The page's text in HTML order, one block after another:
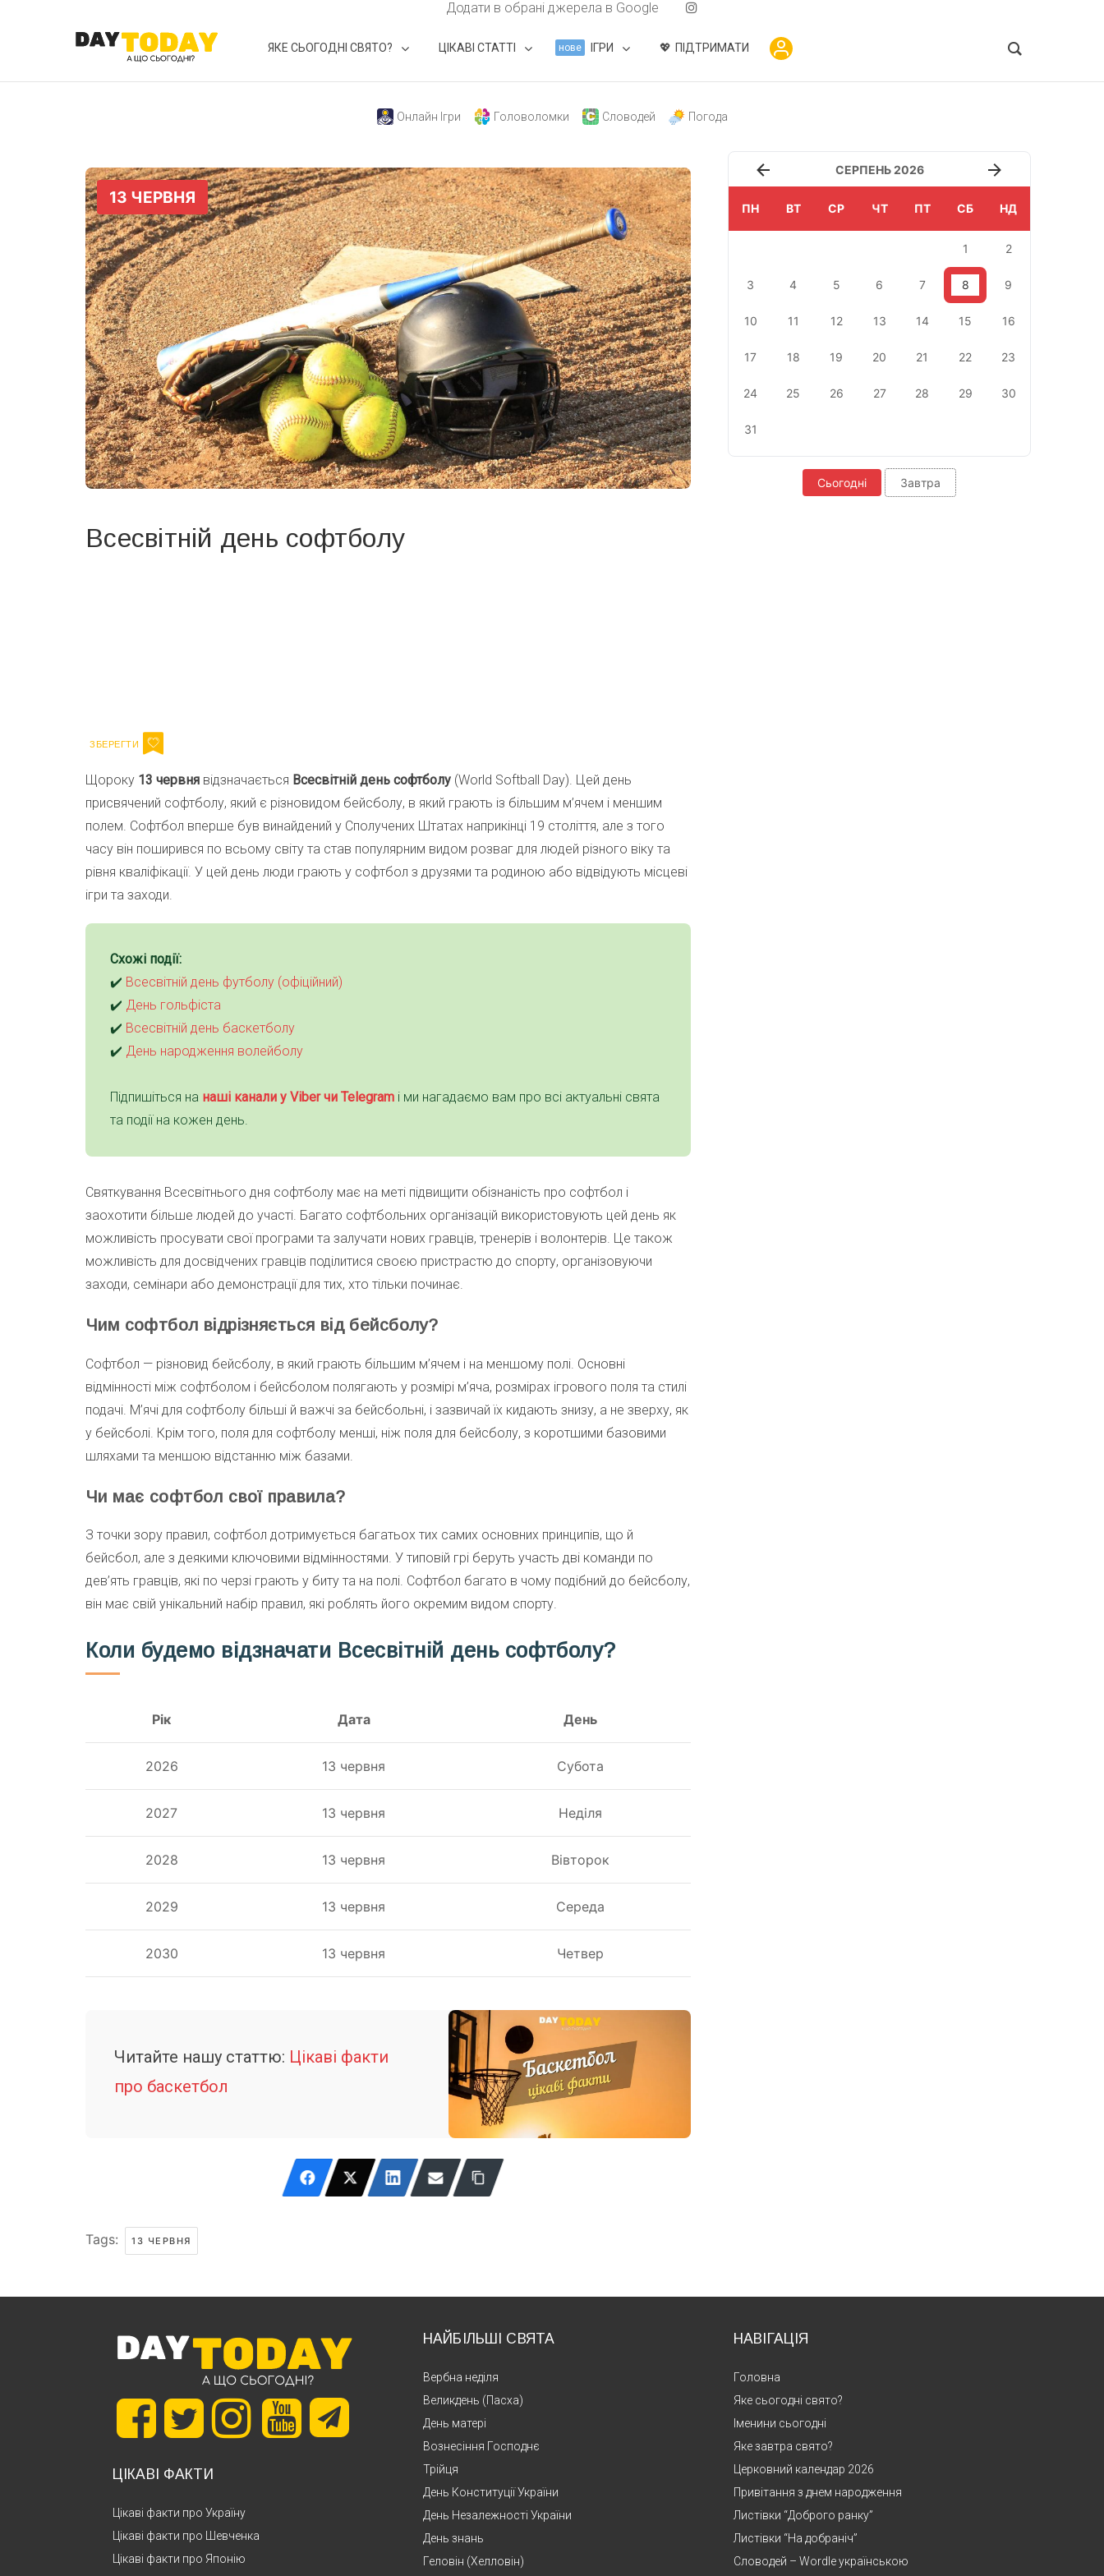
Додати в обрані джерела в Google
ЯКЕ СЬОГОДНІ СВЯТО? ЦІКАВІ СТАТТІ нове ІГРИ ПІДТРИМАТИ
Онлайн Ігри Головоломки Словодей Погода
Всесвітній день софтболу
Щороку 13 червня відзначається Всесвітній день софтболу (World Softball Day). Цей день
присвячений софтболу, який є різновидом бейсболу, в який грають із більшим м’ячем і меншим
полем. Софтбол вперше був винайдений у Сполучених Штатах наприкінці 19 століття, але з того
часу він поширився по всьому світу та став популярним видом розваг для людей різного віку та
рівня кваліфікації. У цей день люди грають у софтбол з друзями та родиною або відвідують місцеві
ігри та заходи.
Схожі події:
✔️ Всесвітній день футболу (офіційний)
✔️ День гольфіста
✔️ Всесвітній день баскетболу
✔️ День народження волейболу
Підпишіться на наші канали у Viber чи Telegram і ми нагадаємо вам про всі актуальні свята
та події на кожен день.
Святкування Всесвітнього дня софтболу має на меті підвищити обізнаність про софтбол і
заохотити більше людей до участі. Багато софтбольних організацій використовують цей день як
можливість просувати свої програми та залучати нових гравців, тренерів і волонтерів. Це також
можливість для досвідчених гравців поділитися своєю пристрастю до спорту, організовуючи
заходи, семінари або демонстрації для тих, хто тільки починає.
Чим софтбол відрізняється від бейсболу?
Софтбол — різновид бейсболу, в який грають більшим м’ячем і на меншому полі. Основні
відмінності між софтболом і бейсболом полягають у розмірі м’яча, розмірах ігрового поля та стилі
подачі. М’ячі для софтболу більші й важчі за бейсбольні, і зазвичай їх кидають знизу, а не зверху, як
у бейсболі. Крім того, поля для софтболу менші, ніж поля для бейсболу, з коротшими базовими
шляхами та меншою відстанню між базами.
Чи має софтбол свої правила?
З точки зору правил, софтбол дотримується багатьох тих самих основних принципів, що й
бейсбол, але з деякими ключовими відмінностями. У типовій грі беруть участь дві команди по
дев’ять гравців, які по черзі грають у биту та на полі. Софтбол багато в чому подібний до бейсболу,
він має свій унікальний набір правил, які роблять його окремим видом спорту.
Коли будемо відзначати Всесвітній день софтболу?
Рік Дата День
2026 13 червня Субота
2027 13 червня Неділя
2028 13 червня Вівторок
2029 13 червня Середа
2030 13 червня Четвер
Читайте нашу статтю: Цікаві факти
про баскетбол
Tags: 13 ЧЕРВНЯ
СЕРПЕНЬ 2026
ПН ВТ СР ЧТ ПТ СБ НД
1 2
3 4 5 6 7 8 9
10 11 12 13 14 15 16
17 18 19 20 21 22 23
24 25 26 27 28 29 30
31
Сьогодні Завтра
ЦІКАВІ ФАКТИ
Цікаві факти про Україну
Цікаві факти про Шевченка
Цікаві факти про Японію
НАЙБІЛЬШІ СВЯТА
Вербна неділя
Великдень (Пасха)
День матері
Вознесіння Господнє
Трійця
День Конституції України
День Незалежності України
День знань
Геловін (Хелловін)
НАВІГАЦІЯ
Головна
Яке сьогодні свято?
Іменини сьогодні
Яке завтра свято?
Церковний календар 2026
Привітання з днем народження
Листівки “Доброго ранку”
Листівки “На добраніч”
Словодей – Wordle українською